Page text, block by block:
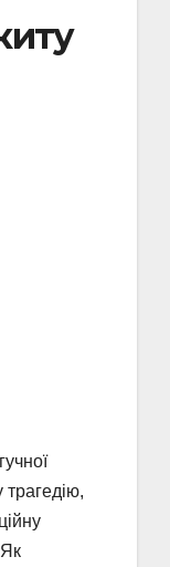
трагедію,